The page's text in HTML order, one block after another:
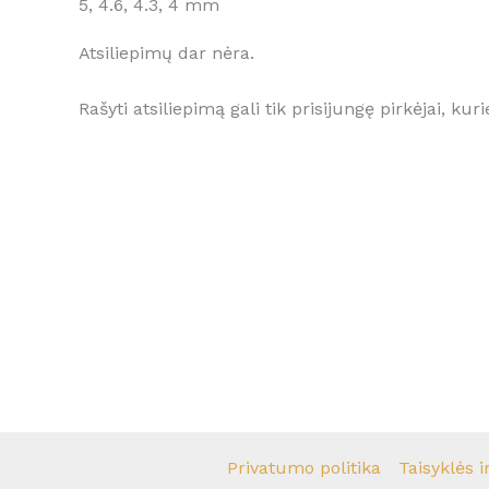
5, 4.6, 4.3, 4 mm
Atsiliepimų dar nėra.
Rašyti atsiliepimą gali tik prisijungę pirkėjai,
Privatumo politika Taisyklės